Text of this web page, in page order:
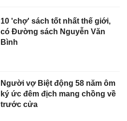
10 'chợ' sách tốt nhất thế giới,
có Đường sách Nguyễn Văn
Bình
Người vợ Biệt động 58 năm ôm
ký ức đêm địch mang chồng về
trước cửa